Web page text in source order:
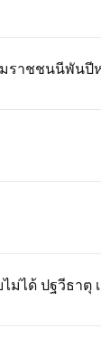
มราชชนนีพั
ม่ได้ ปฐวีธาตุ